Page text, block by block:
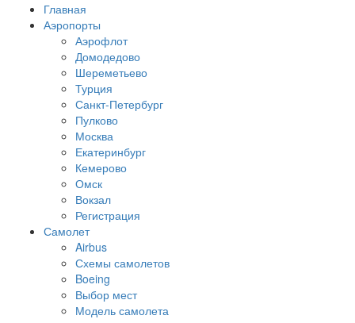
Главная
Аэропорты
Аэрофлот
Домодедово
Шереметьево
Турция
Санкт-Петербург
Пулково
Москва
Екатеринбург
Кемерово
Омск
Вокзал
Регистрация
Самолет
Airbus
Схемы самолетов
Boeing
Выбор мест
Модель самолета